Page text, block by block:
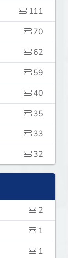
111
70
62
59
40
35
33
32
2
1
1